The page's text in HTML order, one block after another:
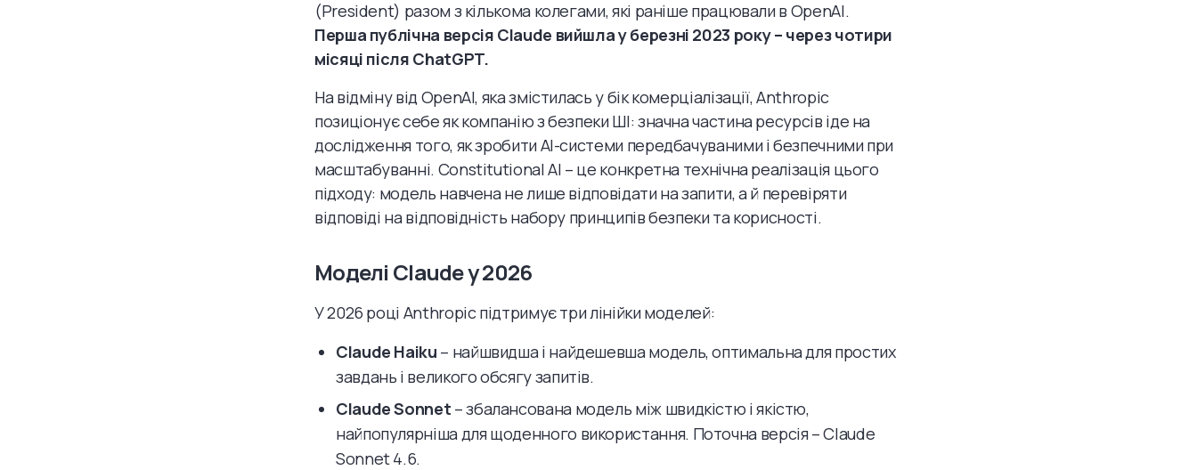
(President) разом з кількома колегами, які раніше працювали в OpenAI.
Перша публічна версія Claude вийшла у березні 2023 року – через чотири
місяці після ChatGPT.
На відміну від OpenAI, яка змістилась у бік комерціалізації, Anthropic
позиціонує себе як компанію з безпеки ШІ: значна частина ресурсів іде на
дослідження того, як зробити AI-системи передбачуваними і безпечними при
масштабуванні. Constitutional AI – це конкретна технічна реалізація цього
підходу: модель навчена не лише відповідати на запити, а й перевіряти
відповіді на відповідність набору принципів безпеки та корисності.
Моделі Claude у 2026
У 2026 році Anthropic підтримує три лінійки моделей:
Claude Haiku – найшвидша і найдешевша модель, оптимальна для простих
завдань і великого обсягу запитів.
Claude Sonnet – збалансована модель між швидкістю і якістю,
найпопулярніша для щоденного використання. Поточна версія – Claude
Sonnet 4.6.